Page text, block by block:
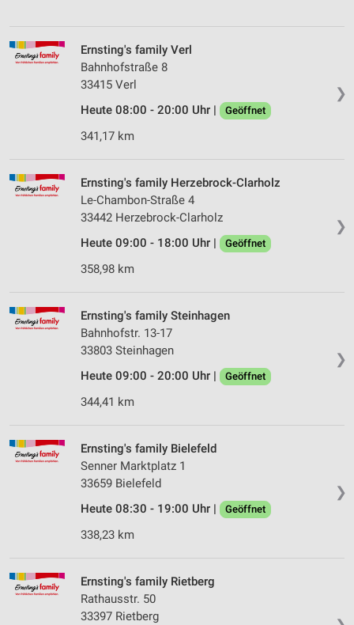
❯
Ernsting's family Verl
Bahnhofstraße 8
33415 Verl
Heute 08:00 - 20:00 Uhr |
Geöffnet
341,17 km
❯
Ernsting's family Herzebrock-Clarholz
Le-Chambon-Straße 4
33442 Herzebrock-Clarholz
Heute 09:00 - 18:00 Uhr |
Geöffnet
358,98 km
❯
Ernsting's family Steinhagen
Bahnhofstr. 13-17
33803 Steinhagen
Heute 09:00 - 20:00 Uhr |
Geöffnet
344,41 km
❯
Ernsting's family Bielefeld
Senner Marktplatz 1
33659 Bielefeld
Heute 08:30 - 19:00 Uhr |
Geöffnet
338,23 km
Ernsting's family Rietberg
Rathausstr. 50
33397 Rietberg